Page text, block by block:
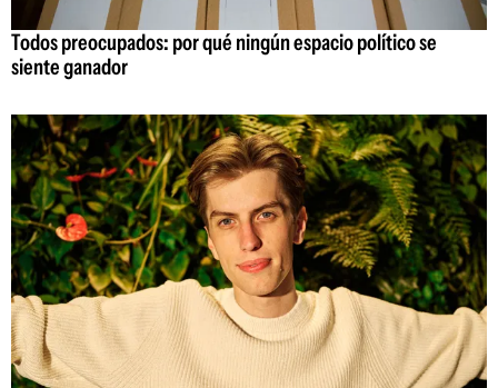
Todos preocupados: por qué ningún espacio político se
siente ganador